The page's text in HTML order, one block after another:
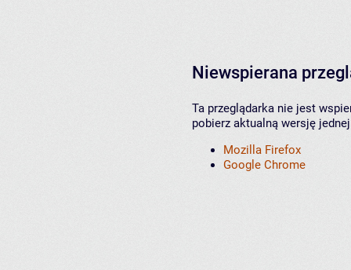
Niewspierana
Ta przeglądarka nie jest
pobierz aktualną wersję
Mozilla Firefox
Google Chrome